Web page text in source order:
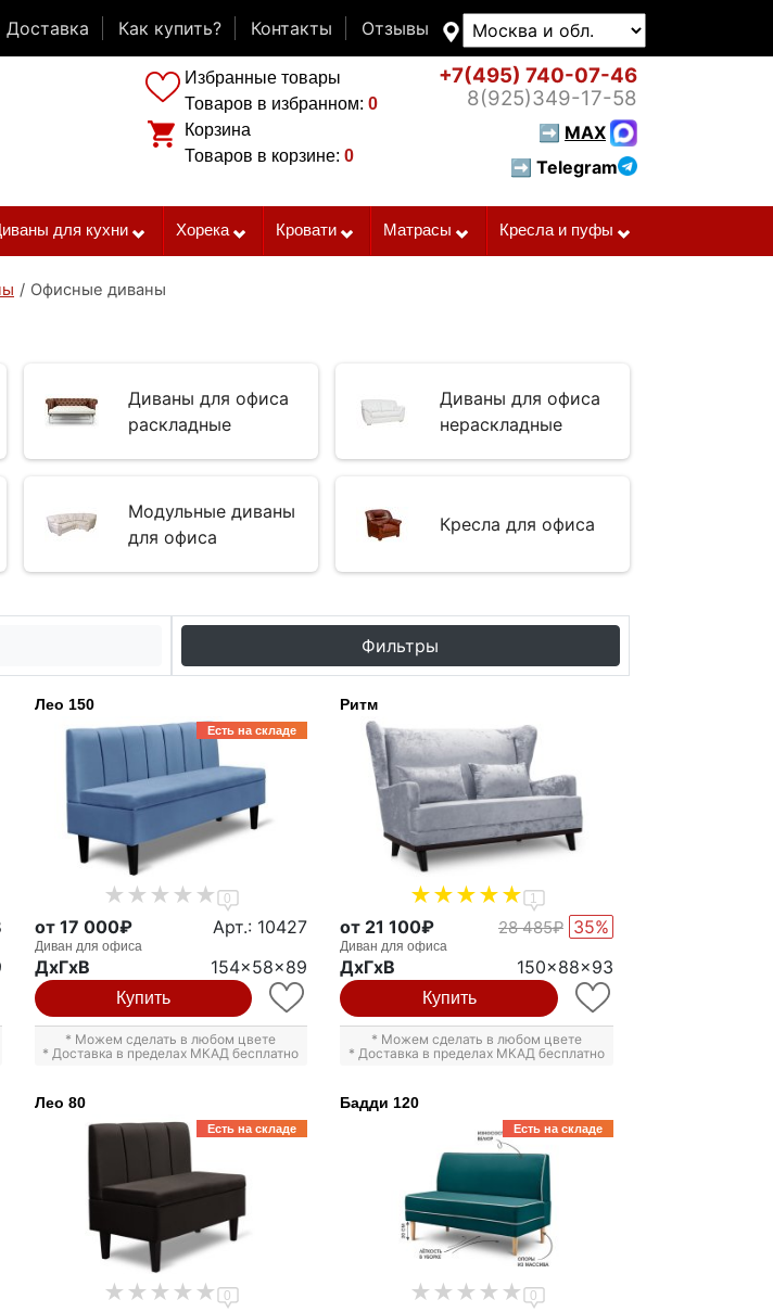
Доставка Как купить? Контакты Отзывы
Избранные товары
Товаров в избранном: 0
Корзина
Товаров в корзине: 0
+7(495) 740-07-46
8(925)349-17-58
➡ MAX
➡ Telegram
для кухни Хорека Кровати Матрасы Кресла и пуфы
/ Офисные диваны
Диваны для офиса
раскладные
Диваны для офиса
нераскладные
Модульные диваны
для офиса
Кресла для офиса
Фильтры
Лео 150
Есть на складе
0
от 17 000₽ Арт.: 10427
Диван для офиса
ДxГxВ 154x58x89
Купить
* Можем сделать в любом цвете
* Доставка в пределах МКАД бесплатно
Ритм
1
от 21 100₽ 28 485₽ 35%
Диван для офиса
ДxГxВ 150x88x93
Купить
* Можем сделать в любом цвете
* Доставка в пределах МКАД бесплатно
Лео 80
Есть на складе
0
Бадди 120
Есть на складе
0